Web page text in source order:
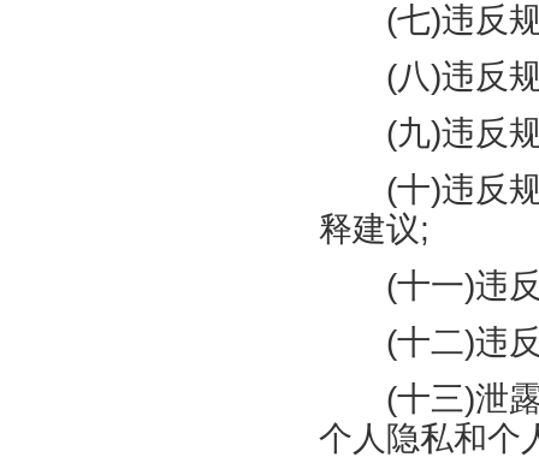
(七)违反
(八)违反
(九)违反
(十)违反
释建议;
(十一)违
(十二)违
(十三)泄
个人隐私和个